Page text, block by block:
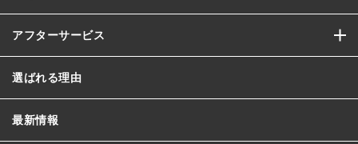
アフターサービス
選ばれる理由
最新情報